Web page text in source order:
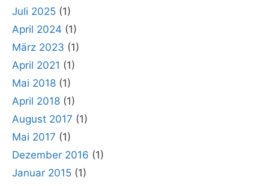
Juli 2025 (1)
April 2024 (1)
März 2023 (1)
April 2021 (1)
Mai 2018 (1)
April 2018 (1)
August 2017 (1)
Mai 2017 (1)
Dezember 2016 (1)
Januar 2015 (1)